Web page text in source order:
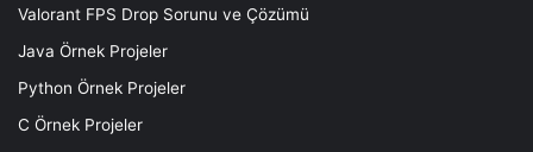
Valorant FPS Drop Sorunu ve Çözümü
Java Örnek Projeler
Python Örnek Projeler
C Örnek Projeler